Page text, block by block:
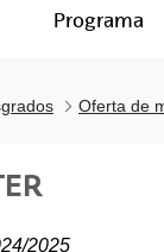
Programa
Oferta de
2025